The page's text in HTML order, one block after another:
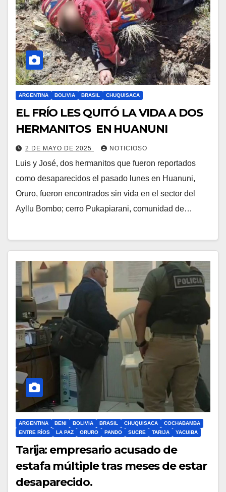
ARGENTINA BOLIVIA BRASIL CHUQUISACA
EL FRÍO LES QUITÓ LA VIDA A DOS
HERMANITOS EN HUANUNI
2 DE MAYO DE 2025 NOTICIOSO
Luis y José, dos hermanitos que fueron reportados
como desaparecidos el pasado lunes en Huanuni,
Oruro, fueron encontrados sin vida en el sector del
Ayllu Bombo; cerro Pukapiarani, comunidad de…
ARGENTINA BENI BOLIVIA BRASIL CHUQUISACA
COCHABAMBA
ENTRE RÍOS
LA PAZ ORURO PANDO SUCRE TARIJA YACUIBA
Tarija: empresario acusado de
estafa múltiple tras meses de estar
desaparecido.